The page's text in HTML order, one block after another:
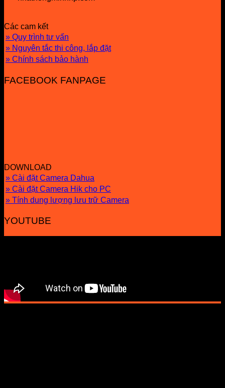
Các cam kết
» Quy trình tư vấn
» Nguyên tắc thi công, lắp đặt
» Chính sách bảo hành
FACEBOOK FANPAGE
DOWNLOAD
» Cài đặt Camera Dahua
» Cài đặt Camera Hik cho PC
» Tính dung lượng lưu trữ Camera
YOUTUBE